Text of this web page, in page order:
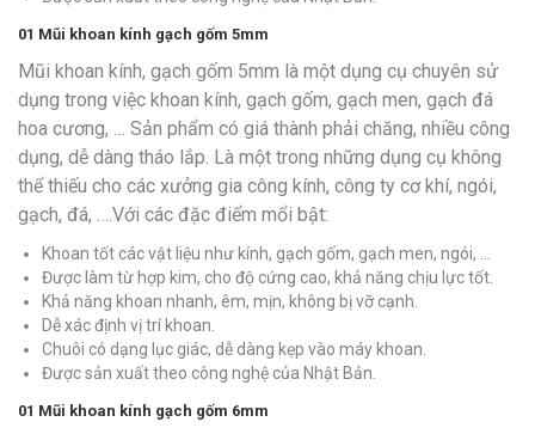
01 Mũi khoan kính gạch gốm 5mm
Mũi khoan kính, gạch gốm 5mm là một dụng cụ chuyên sử
dụng trong việc khoan kính, gạch gốm, gạch men, gạch đá
hoa cương, … Sản phẩm có giá thành phải chăng, nhiều công
dụng, dễ dàng tháo lắp. Là một trong những dụng cụ không
thể thiếu cho các xưởng gia công kính, công ty cơ khí, ngói,
gạch, đá, ….Với các đặc điểm mổi bật:
Khoan tốt các vật liệu như kính, gạch gốm, gạch men, ngói, …
Được làm từ hợp kim, cho độ cứng cao, khả năng chịu lực tốt.
Khả năng khoan nhanh, êm, mịn, không bị vỡ cạnh.
Dễ xác định vị trí khoan.
Chuôi có dạng lục giác, dễ dàng kẹp vào máy khoan.
Được sản xuất theo công nghệ của Nhật Bản.
01 Mũi khoan kính gạch gốm 6mm